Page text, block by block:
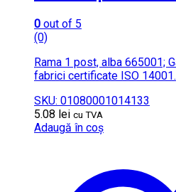
0 out of 5
(0)
Rama 1 post, alba 665001;
fabrici certificate ISO 14001.
SKU: 01080001014133
5.08 lei cu TVA
Adaugă în coș